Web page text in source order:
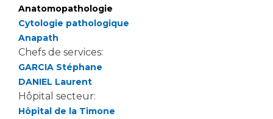
Vivre ensemble à l'hôpital
Culture à l'hôpital
Laïcité et cultes
Les associations
Livret d'accueil
Statuts
Stages paramédicaux
Chercheurs
La recherche clinique à l'AP-HM
Anatomopathologie
Cytologie pathologique
Anapath
Chefs de services:
GARCIA Stéphane
DANIEL Laurent
Hôpital secteur:
Hôpital de la Timone